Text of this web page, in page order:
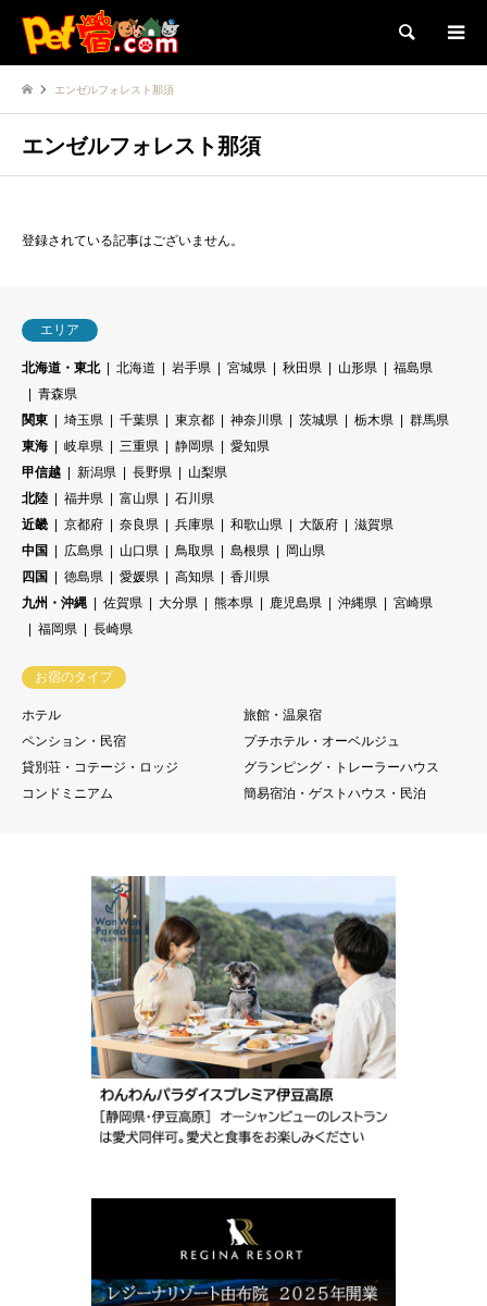
検索
エンゼルフォレスト那須
エンゼルフォレスト那須
登録されている記事はございません。
エリア
北海道・東北 北海道 岩手県 宮城県 秋田県 山形県
福島県
青森県
関東
埼玉県 千葉県 東京都 神奈川県 茨城県 栃木県
群馬県
東海
岐阜県 三重県 静岡県
愛知県
甲信越
新潟県 長野県
山梨県
北陸
福井県 富山県
石川県
近畿
京都府 奈良県 兵庫県 和歌山県 大阪府
滋賀県
中国
広島県 山口県 鳥取県 島根県
岡山県
四国
徳島県 愛媛県 高知県
香川県
九州・沖縄
佐賀県 大分県 熊本県 鹿児島県 沖縄県
宮崎県
福岡県
長崎県
お宿のタイプ
ホテル
旅館・温泉宿
ペンション・民宿
プチホテル・オーベルジュ
貸別荘・コテージ・ロッジ
グランピング・トレーラーハウス
コンドミニアム
簡易宿泊・ゲストハウス・民泊